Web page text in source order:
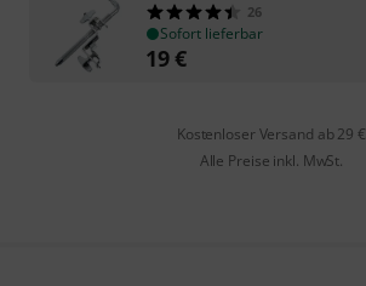
26
Sofort lieferbar
19€
Kostenloser Versand ab 29 €
Alle Preise inkl. MwSt.